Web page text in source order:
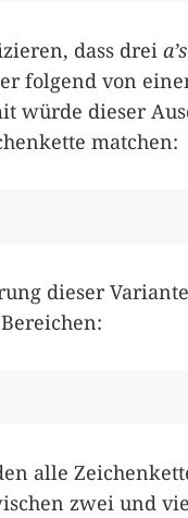
dass drei a’s
folgend von
würde dieser
matchen:
dieser
alle
zwei und